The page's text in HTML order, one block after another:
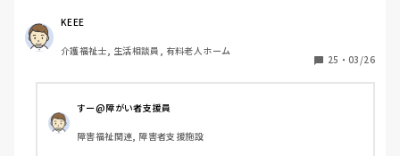
熱が低く微熱でもしんどいので)
皆さんの意見が聞きたいです。
KEEE
介護福祉士, 生活相談員, 有料老人ホーム
25 ・ 03/26
すー@障がい者支援員
障害福祉関連, 障害者支援施設